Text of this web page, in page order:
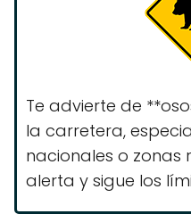
Te advierte de
la carretera,
nacionales o zonas
alerta y sigue los